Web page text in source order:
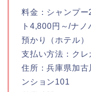
料金：シャンプ
ト4,800円～/ナ
預かり（ホテル）
支払い方法：クレ
住所：兵庫県加
ンション101